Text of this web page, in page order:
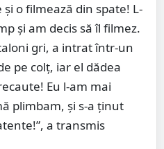
o filmează din spate! L-
și am decis să îl filmez.
gri, a intrat într-un
pe colț, iar el dădea
Eu l-am mai
plimbam, și s-a ținut
a transmis